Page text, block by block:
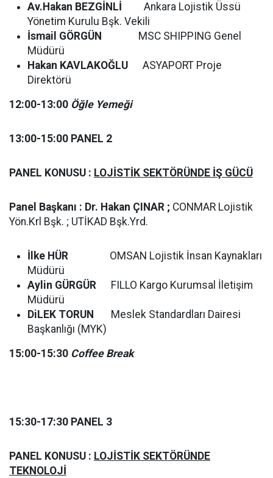
Av.Hakan BEZGİNLİ Ankara Lojistik Üssü
Yönetim Kurulu Bşk. Vekili
İsmail GÖRGÜN MSC SHIPPING Genel
Müdürü
Hakan KAVLAKOĞLU ASYAPORT Proje
Direktörü
12:00-13:00 Öğle Yemeği
13:00-15:00 PANEL 2
PANEL KONUSU : LOJİSTİK SEKTÖRÜNDE İŞ GÜCÜ
Panel Başkanı : Dr. Hakan ÇINAR ; CONMAR Lojistik
Yön.Krl Bşk. ; UTİKAD Bşk.Yrd.
İlke HÜR
OMSAN Lojistik İnsan Kaynakları
Müdürü
Aylin GÜRGÜR
FILLO Kargo Kurumsal İletişim
Müdürü
DiLEK TORUN
Meslek Standardları Dairesi
Başkanlığı (MYK)
15:00-15:30 Coffee Break
15:30-17:30 PANEL 3
PANEL KONUSU : LOJİSTİK SEKTÖRÜNDE
TEKNOLOJİ